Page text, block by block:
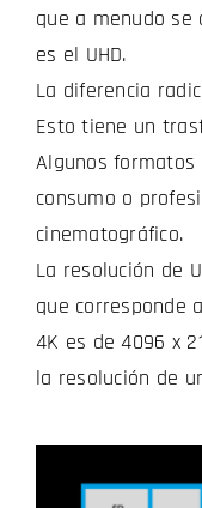
que a menudo se
es el UHD.
La diferencia
Esto tiene un
Algunos
consumo o
cinematográfico.
La resolución de
que corresponde
4K es de 4096 x
la resolución de